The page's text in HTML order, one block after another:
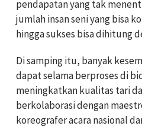
pendapatan yang tak
jumlah insan seni yang bisa
hingga sukses bisa dihitung
Di samping itu, banyak
dapat selama berproses di
meningkatkan kualitas tari
berkolaborasi dengan
koreografer acara nasional